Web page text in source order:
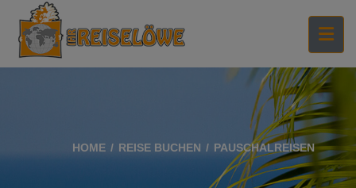
HOME REISE BUCHEN PAUSCHALREISEN